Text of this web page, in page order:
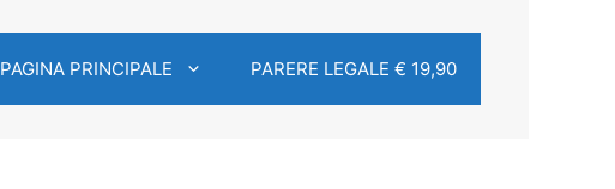
PAGINA PRINCIPALE PARERE LEGALE € 19,90